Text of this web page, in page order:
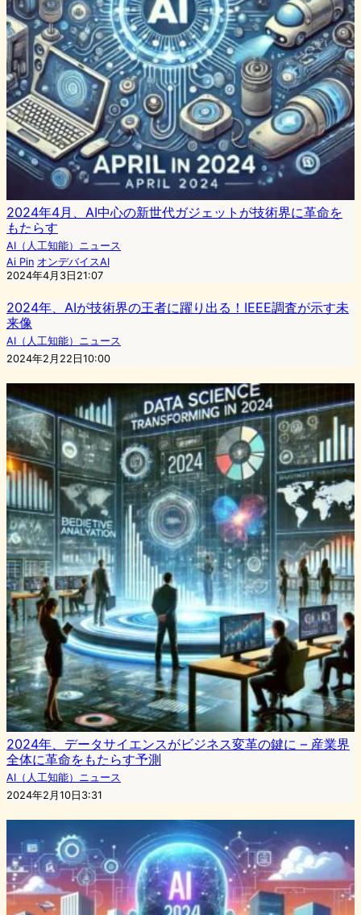
2024年4月、AI中心の新世代ガジェットが技術界に革命を
もたらす
AI（人工知能）ニュース
Ai Pin オンデバイスAI
2024年4月3日21:07
2024年、AIが技術界の王者に躍り出る！IEEE調査が示す未
来像
AI（人工知能）ニュース
2024年2月22日10:00
2024年、データサイエンスがビジネス変革の鍵に – 産業界
全体に革命をもたらす予測
AI（人工知能）ニュース
2024年2月10日3:31